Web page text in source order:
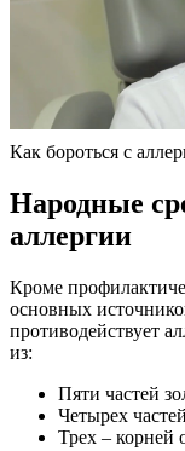
Как бороться с
Народные
аллергии
Кроме
основных
противодействует
из:
Пяти частей
Четырех
Трех – корней